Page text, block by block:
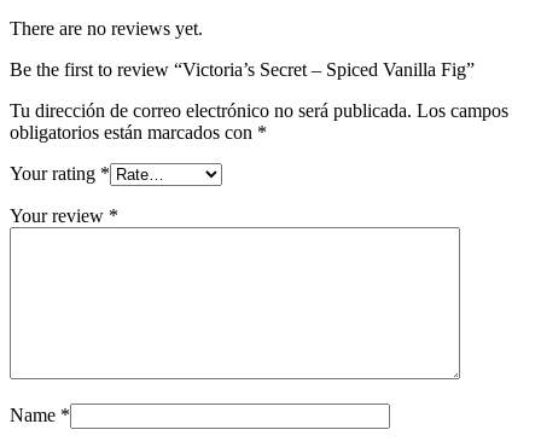
There are no reviews yet.
Be the first to review “Victoria’s Secret – Spiced Vanilla Fig”
Tu dirección de correo electrónico no será publicada. Los campos
obligatorios están marcados con *
Your rating *
Your review *
Name *